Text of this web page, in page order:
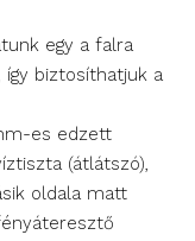
egy a falra
biztosíthatjuk a
es edzett
(átlátszó),
oldala matt